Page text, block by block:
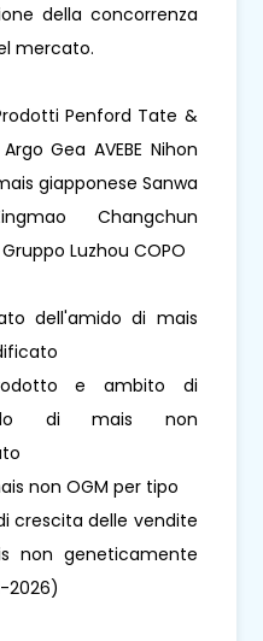
della concorrenza
mercato.
Penford Tate &
Gea AVEBE Nihon
giapponese Sanwa
Changchun
Luzhou COPO
dell'amido di mais
e ambito di
di mais non
non OGM per tipo
crescita delle vendite
non geneticamente
2026)